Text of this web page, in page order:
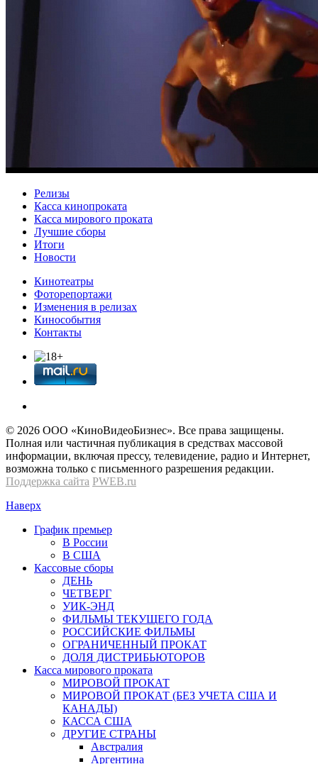
Релизы
Касса кинопроката
Касса мирового проката
Лучшие сборы
Итоги
Новости
Кинотеатры
Фоторепортажи
Изменения в релизах
Кинособытия
Контакты
© 2026 OOО «КиноВидеоБизнес». Все права защищены.
Полная или частичная публикация в средствах массовой
информации, включая прессу, телевидение, радио и Интернет,
возможна только с письменного разрешения редакции.
Поддержка сайта PWEB.ru
Наверх
График премьер
В России
В США
Кассовые сборы
ДЕНЬ
ЧЕТВЕРГ
УИК-ЭНД
ФИЛЬМЫ ТЕКУЩЕГО ГОДА
РОССИЙСКИЕ ФИЛЬМЫ
ОГРАНИЧЕННЫЙ ПРОКАТ
ДОЛЯ ДИСТРИБЬЮТОРОВ
Касса мирового проката
МИРОВОЙ ПРОКАТ
МИРОВОЙ ПРОКАТ (БЕЗ УЧЕТА США И
КАНАДЫ)
КАССА США
ДРУГИЕ СТРАНЫ
Австралия
Аргентина